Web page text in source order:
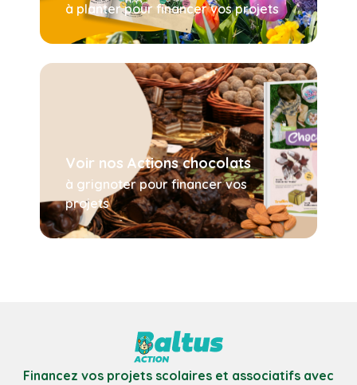
à planter pour financer vos projets
Voir nos Actions chocolats
à grignoter pour financer vos
projets
Financez vos projets scolaires et associatifs avec